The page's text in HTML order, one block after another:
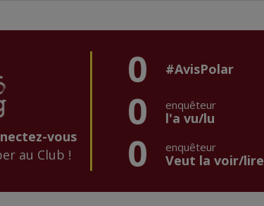
vous
au Club !
0 #AvisPolar
0 enquêteur
l'a vu/lu
0 enquêteur
Veut la voir/lire